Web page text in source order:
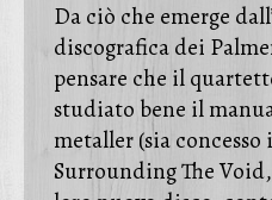
Da ciò che emerge
discografica dei
pensare che il
studiato bene il
metaller (sia
Surrounding The